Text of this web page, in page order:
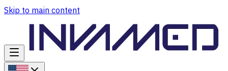
Skip to main content